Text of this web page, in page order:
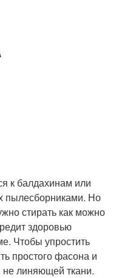
к балдахинам или
пылесборниками. Но
стирать как можно
здоровью
Чтобы упростить
простого фасона и
не линяющей ткани.